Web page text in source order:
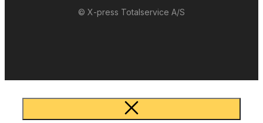
© X-press Totalservice A/S